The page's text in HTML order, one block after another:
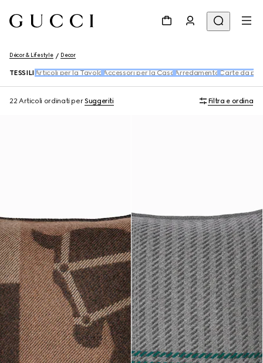
Décor & Lifestyle Decor
TESSILI Articoli per la Tavola Accessori per la Casa Arredamento Carte da
22 Articoli ordinati perSuggeriti Filtra e ordina